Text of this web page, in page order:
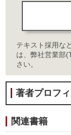
テキスト採用な
は、弊社営業部
さい。
著者プロフ
関連書籍